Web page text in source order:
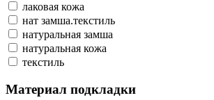
лаковая кожа
нат замша.текстиль
натуральная замша
натуральная кожа
текстиль
Материал подкладки